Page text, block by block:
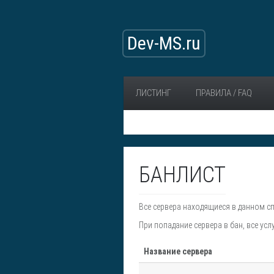
Dev-MS.ru
ЛИСТИНГ ПРАВИЛА / FAQ
БАНЛИСТ
Все сервера находящиеся в данном
При попадание сервера в бан, все
Название сервера